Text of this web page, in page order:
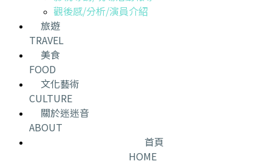
觀後感/分析/演員介紹
旅遊
TRAVEL
美食
FOOD
文化藝術
CULTURE
關於迷迷音
ABOUT
首頁
HOME